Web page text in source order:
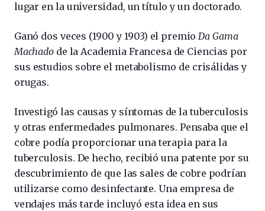
lugar en la universidad, un título y un doctorado.
Ganó dos veces (1900 y 1903) el premioDa Gama
Machadode la Academia Francesa de Ciencias por
sus estudios sobre el metabolismo de crisálidas y
orugas.
Investigó las causas y síntomas de la tuberculosis
y otras enfermedades pulmonares. Pensaba que el
cobre podía proporcionar una terapia para la
tuberculosis. De hecho, recibió una patente por su
descubrimiento de que las sales de cobre podrían
utilizarse como desinfectante. Una empresa de
vendajes más tarde incluyó esta idea en sus